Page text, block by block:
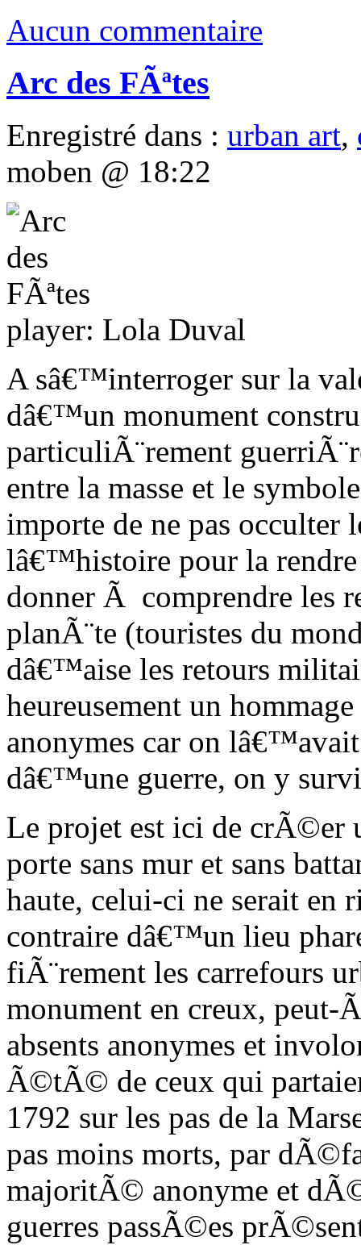
Aucun commentaire
Arc des FÃªtes
Enregistré dans : urban art,
moben @ 18:22
player: Lola Duval
A sâ€™interroger sur la
dâ€™un monument
particuliÃ¨rement
entre la masse et le
importe de ne pas occulter
lâ€™histoire pour la
donner Ã comprendre les
planÃ¨te (touristes du
dâ€™aise les retours
heureusement un
anonymes car on
dâ€™une guerre, on y
Le projet est ici de crÃ©er
porte sans mur et sans
haute, celui-ci ne serait en
contraire dâ€™un lieu
fiÃ¨rement les carrefours
monument en creux, peut-
absents anonymes et
Ã©tÃ© de ceux qui
1792 sur les pas de la
pas moins morts, par
majoritÃ© anonyme et
guerres passÃ©es